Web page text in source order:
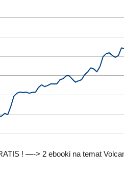
! —-> 2 ebooki na temat